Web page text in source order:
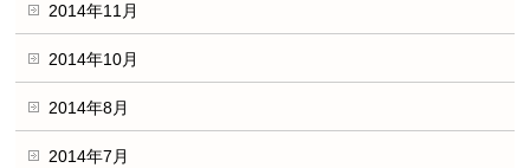
2014年11月
2014年10月
2014年8月
2014年7月